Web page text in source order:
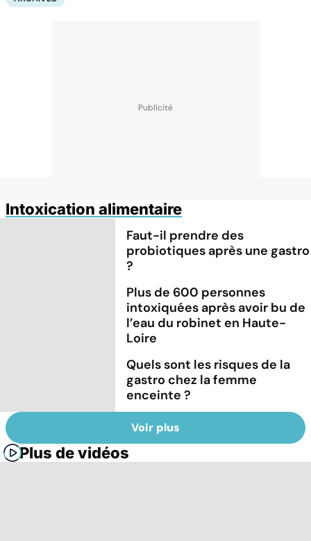
Intoxication alimentaire
Faut-il prendre des
probiotiques après une gastro
?
Plus de 600 personnes
intoxiquées après avoir bu de
l’eau du robinet en Haute-
Loire
Quels sont les risques de la
gastro chez la femme
enceinte ?
Voir plus
Plus de vidéos